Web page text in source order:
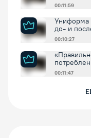
00:11:59
Униформа
до- и
00:10:27
«застоя»
00:11:47